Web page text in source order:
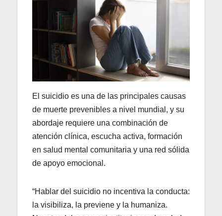
El suicidio es una de las principales causas
de muerte prevenibles a nivel mundial, y su
abordaje requiere una combinación de
atención clínica, escucha activa, formación
en salud mental comunitaria y una red sólida
de apoyo emocional.
“Hablar del suicidio no incentiva la conducta:
la visibiliza, la previene y la humaniza.